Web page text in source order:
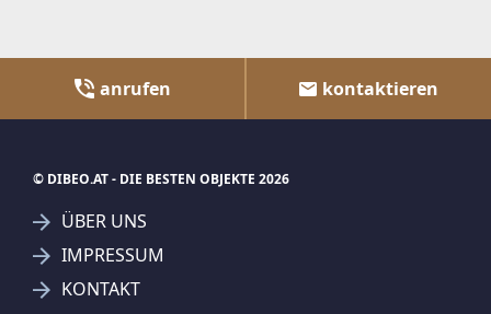
anrufen kontaktieren
© DIBEO.AT - DIE BESTEN OBJEKTE 2026
ÜBER UNS
IMPRESSUM
KONTAKT